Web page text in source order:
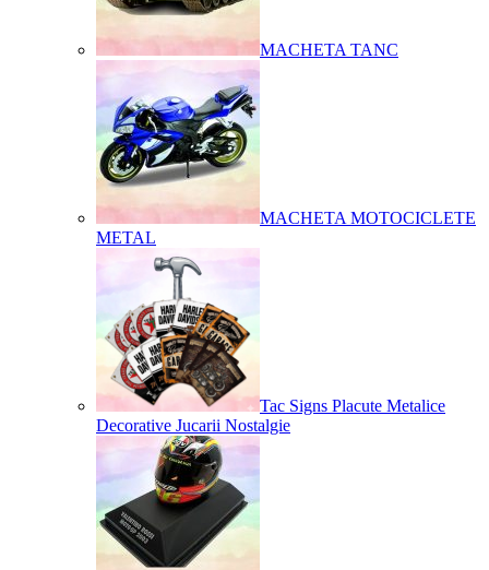
MACHETA TANC
MACHETA MOTOCICLETE
METAL
Tac Signs Placute Metalice
Decorative Jucarii Nostalgie